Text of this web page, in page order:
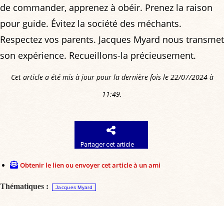
de commander, apprenez à obéir. Prenez la raison
pour guide. Évitez la société des méchants.
Respectez vos parents. Jacques Myard nous transmet
son expérience. Recueillons-la précieusement.
Cet article a été mis à jour pour la dernière fois le 22/07/2024 à
11:49.
Partager cet article
Obtenir le lien ou envoyer cet article à un ami
Thématiques : Jacques Myard